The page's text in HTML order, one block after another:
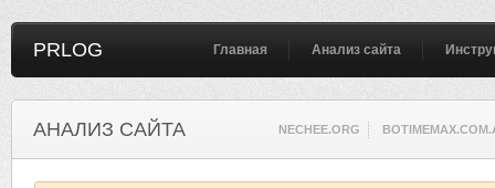
PRLOG Главная Анализ сайта
АНАЛИЗ САЙТА NECHEE.ORG